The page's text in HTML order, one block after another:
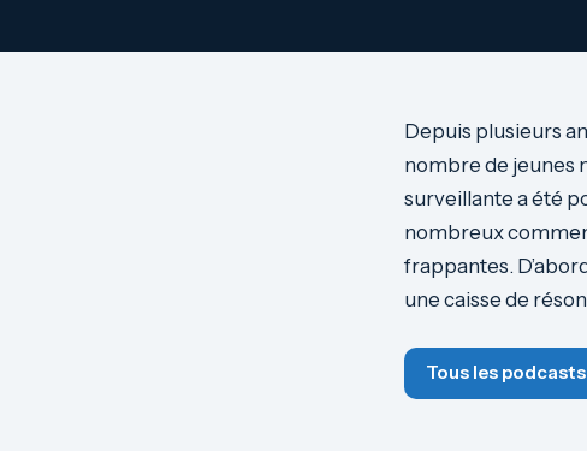
Depuis plusieurs
nombre de jeunes
surveillante a été
nombreux
frappantes.
une caisse de
Tous les podcasts